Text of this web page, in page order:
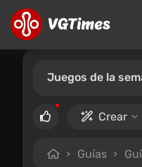
Juegos de la
Crear
Guías